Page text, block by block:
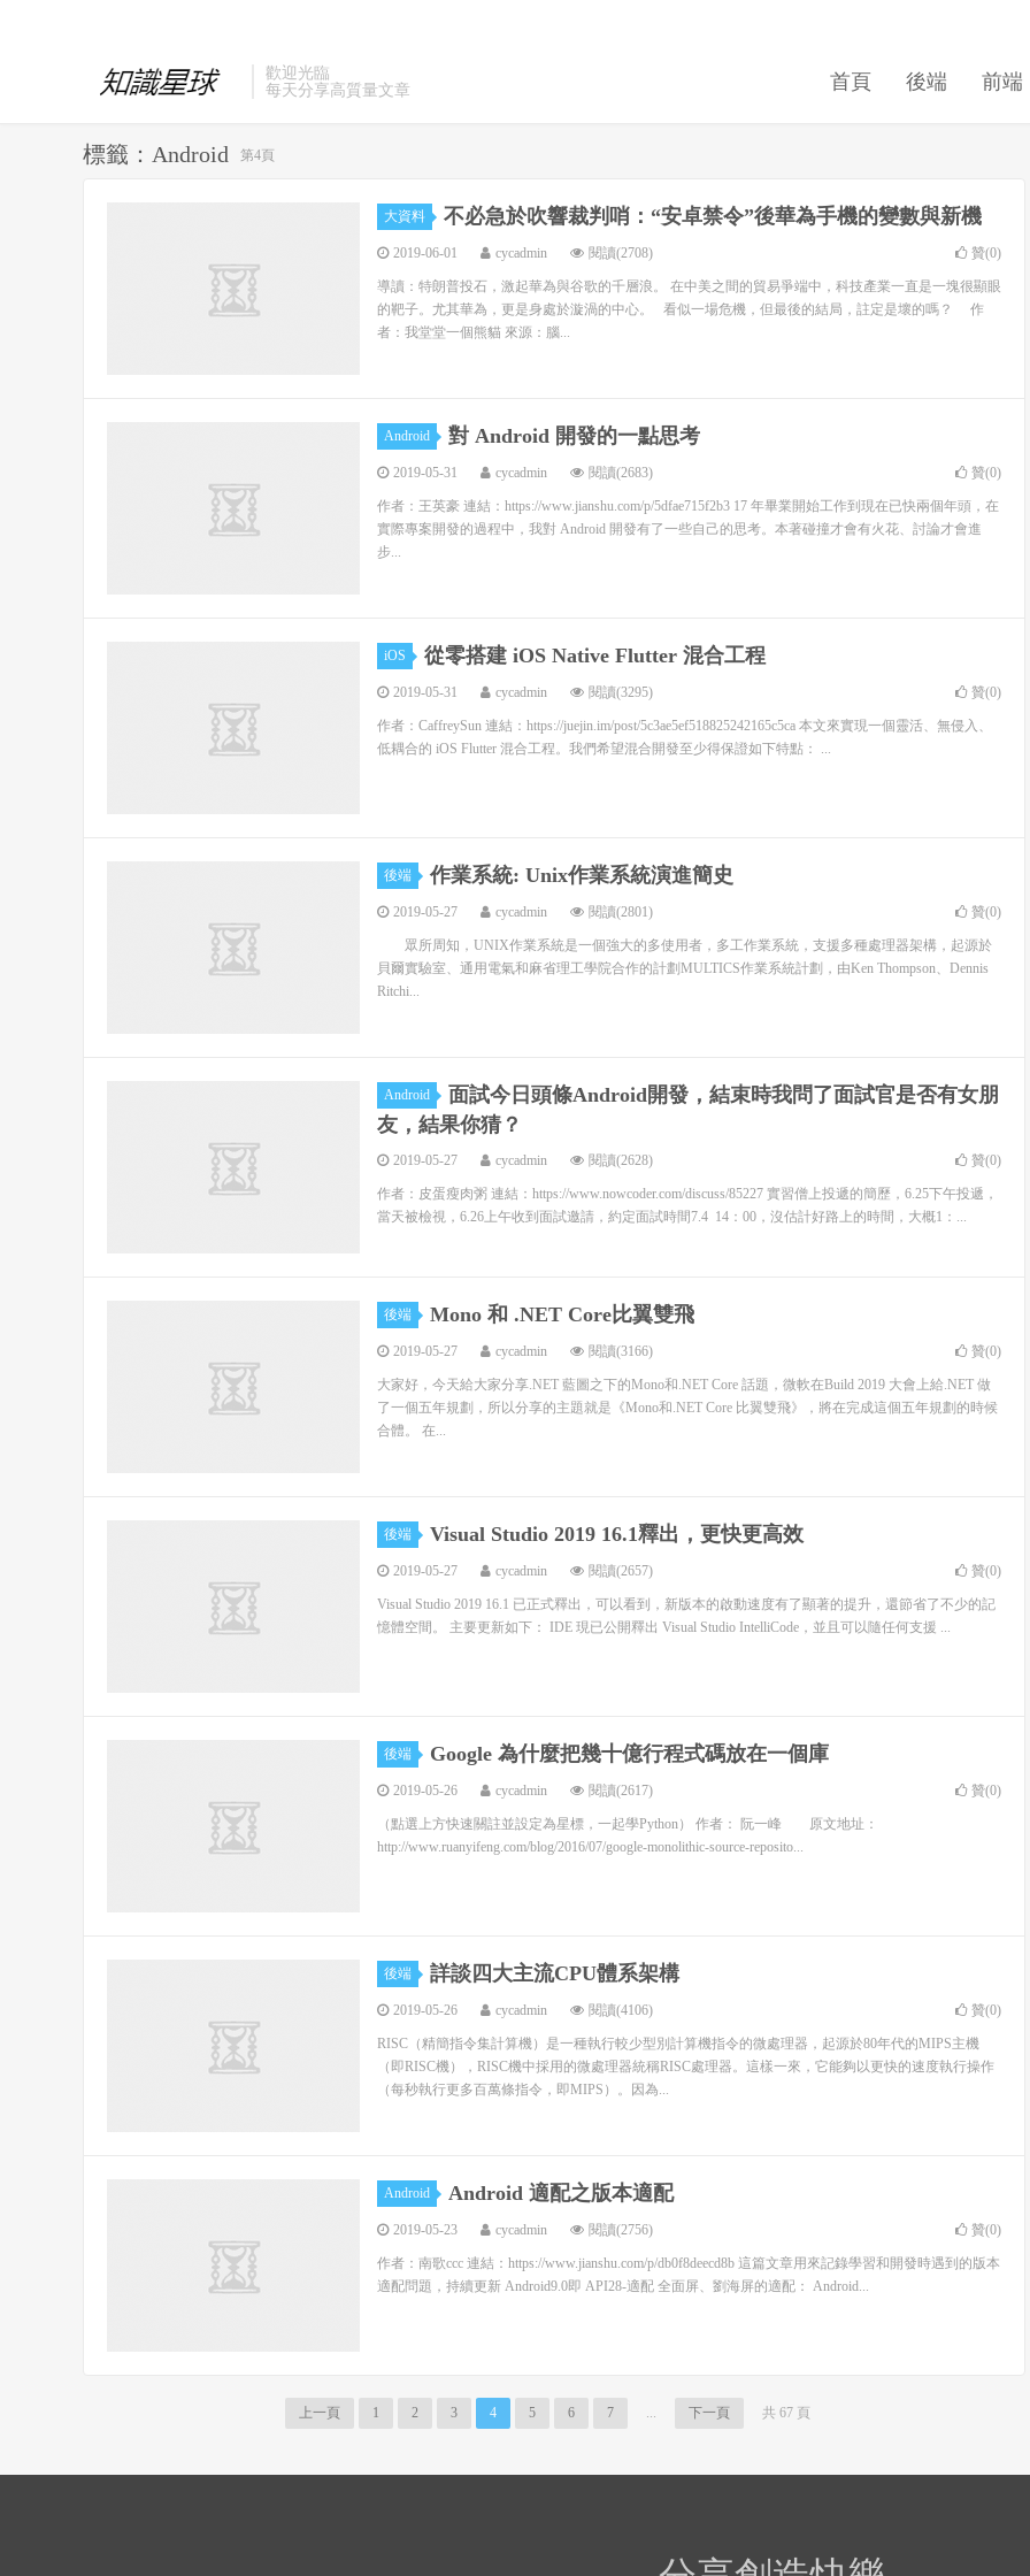
歡迎光臨
每天分享高質量文章
首頁 後端 前端
標籤：Android 第4頁
大資料 不必急於吹響裁判哨：“安卓禁令”後華為手機的變數與新機
2019-06-01 cycadmin 閱讀(2708) 贊(0)
導讀：特朗普投石，激起華為與谷歌的千層浪。 在中美之間的貿易爭端中，科技產業一直是一塊很顯眼
的靶子。尤其華為，更是身處於漩渦的中心。 看似一場危機，但最後的結局，註定是壞的嗎？ 作
者：我堂堂一個熊貓 來源：腦...
Android 對 Android 開發的一點思考
2019-05-31 cycadmin 閱讀(2683) 贊(0)
作者：王英豪 連結：https://www.jianshu.com/p/5dfae715f2b3 17 年畢業開始工作到現在已快兩個年頭，在
實際專案開發的過程中，我對 Android 開發有了一些自己的思考。本著碰撞才會有火花、討論才會進
步...
iOS 從零搭建 iOS Native Flutter 混合工程
2019-05-31 cycadmin 閱讀(3295) 贊(0)
作者：CaffreySun 連結：https://juejin.im/post/5c3ae5ef518825242165c5ca 本文來實現一個靈活、無侵入、
低耦合的 iOS Flutter 混合工程。我們希望混合開發至少得保證如下特點： ...
後端 作業系統: Unix作業系統演進簡史
2019-05-27 cycadmin 閱讀(2801) 贊(0)
眾所周知，UNIX作業系統是一個強大的多使用者，多工作業系統，支援多種處理器架構，起源於
貝爾實驗室、通用電氣和麻省理工學院合作的計劃MULTICS作業系統計劃，由Ken Thompson、Dennis
Ritchi...
Android
面試今日頭條Android開發，結束時我問了面試官是否有女朋
友，結果你猜？
2019-05-27 cycadmin 閱讀(2628) 贊(0)
作者：皮蛋瘦肉粥 連結：https://www.nowcoder.com/discuss/85227 實習僧上投遞的簡歷，6.25下午投遞，
當天被檢視，6.26上午收到面試邀請，約定面試時間7.4 14：00，沒估計好路上的時間，大概1：...
後端 Mono 和 .NET Core比翼雙飛
2019-05-27 cycadmin 閱讀(3166) 贊(0)
大家好，今天給大家分享.NET 藍圖之下的Mono和.NET Core 話題，微軟在Build 2019 大會上給.NET 做
了一個五年規劃，所以分享的主題就是《Mono和.NET Core 比翼雙飛》，將在完成這個五年規劃的時候
合體。 在...
後端 Visual Studio 2019 16.1釋出，更快更高效
2019-05-27 cycadmin 閱讀(2657) 贊(0)
Visual Studio 2019 16.1 已正式釋出，可以看到，新版本的啟動速度有了顯著的提升，還節省了不少的記
憶體空間。 主要更新如下： IDE 現已公開釋出 Visual Studio IntelliCode，並且可以隨任何支援 ...
後端 Google 為什麼把幾十億行程式碼放在一個庫
2019-05-26 cycadmin 閱讀(2617) 贊(0)
（點選上方快速關註並設定為星標，一起學Python） 作者： 阮一峰 原文地址：
http://www.ruanyifeng.com/blog/2016/07/google-monolithic-source-reposito...
後端 詳談四大主流CPU體系架構
2019-05-26 cycadmin 閱讀(4106) 贊(0)
RISC（精簡指令集計算機）是一種執行較少型別計算機指令的微處理器，起源於80年代的MIPS主機
（即RISC機），RISC機中採用的微處理器統稱RISC處理器。這樣一來，它能夠以更快的速度執行操作
（每秒執行更多百萬條指令，即MIPS）。因為...
Android Android 適配之版本適配
2019-05-23 cycadmin 閱讀(2756) 贊(0)
作者：南歌ccc 連結：https://www.jianshu.com/p/db0f8deecd8b 這篇文章用來記錄學習和開發時遇到的版本
適配問題，持續更新 Android9.0即 API28-適配 全面屏、劉海屏的適配： Android...
上一頁 1 2 3 4 5 6 7 ... 下一頁 共 67 頁